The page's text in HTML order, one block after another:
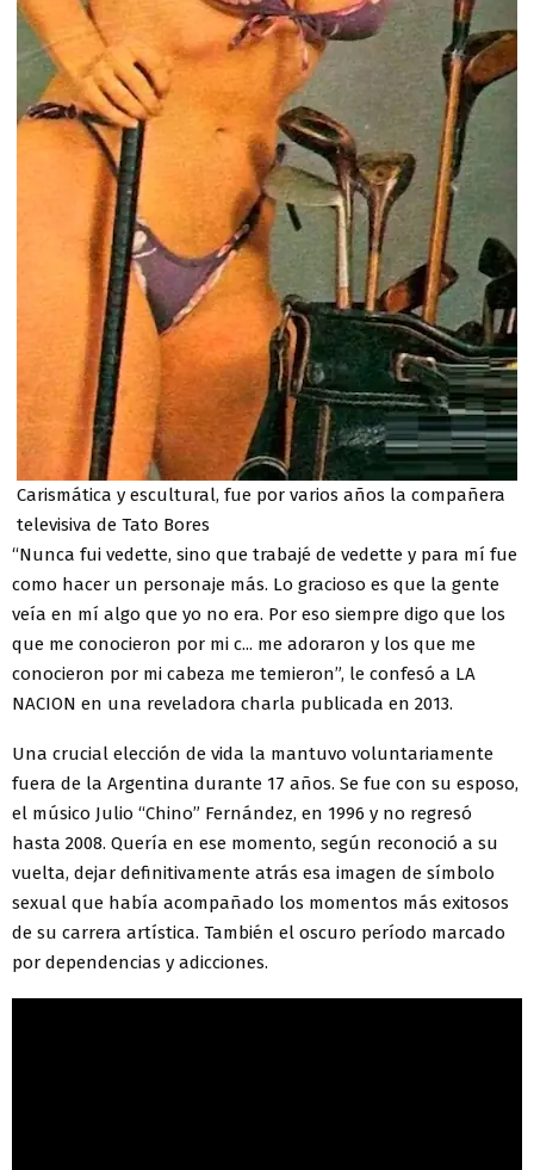
Carismática y escultural, fue por varios años la compañera
televisiva de Tato Bores
“Nunca fui vedette, sino que trabajé de vedette y para mí fue
como hacer un personaje más. Lo gracioso es que la gente
veía en mí algo que yo no era. Por eso siempre digo que los
que me conocieron por mi c... me adoraron y los que me
conocieron por mi cabeza me temieron”, le confesó a LA
NACION en una reveladora charla publicada en 2013.
Una crucial elección de vida la mantuvo voluntariamente
fuera de la Argentina durante 17 años. Se fue con su esposo,
el músico Julio “Chino” Fernández, en 1996 y no regresó
hasta 2008. Quería en ese momento, según reconoció a su
vuelta, dejar definitivamente atrás esa imagen de símbolo
sexual que había acompañado los momentos más exitosos
de su carrera artística. También el oscuro período marcado
por dependencias y adicciones.